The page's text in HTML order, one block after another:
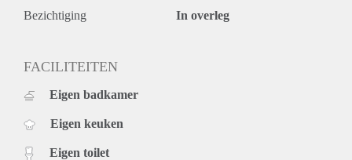
Bezichtiging In overleg
FACILITEITEN
Eigen badkamer
Eigen keuken
Eigen toilet